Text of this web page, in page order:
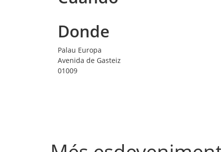
Donde
Palau Europa
Avenida de Gasteiz
01009